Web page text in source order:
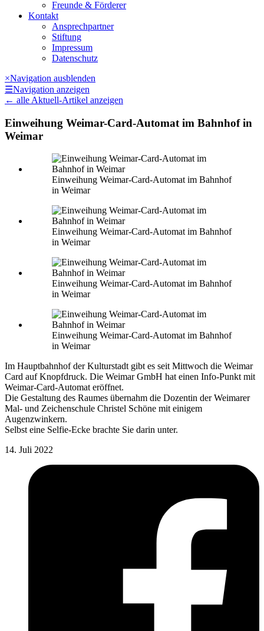
Freunde & Förderer
Kontakt
Ansprechpartner
Stiftung
Impressum
Datenschutz
×Navigation ausblenden
☰Navigation anzeigen
← alle Aktuell-Artikel anzeigen
Einweihung Weimar-Card-Automat im Bahnhof in
Weimar
Einweihung Weimar-Card-Automat im Bahnhof
in Weimar
Einweihung Weimar-Card-Automat im Bahnhof
in Weimar
Einweihung Weimar-Card-Automat im Bahnhof
in Weimar
Einweihung Weimar-Card-Automat im Bahnhof
in Weimar
Im Hauptbahnhof der Kulturstadt gibt es seit Mittwoch die Weimar
Card auf Knopfdruck. Die Weimar GmbH hat einen Info-Punkt mit
Weimar-Card-Automat eröffnet.
Die Gestaltung des Raumes übernahm die Dozentin der Weimarer
Mal- und Zeichenschule Christel Schöne mit einigem
Augenzwinkern.
Selbst eine Selfie-Ecke brachte Sie darin unter.
14. Juli 2022